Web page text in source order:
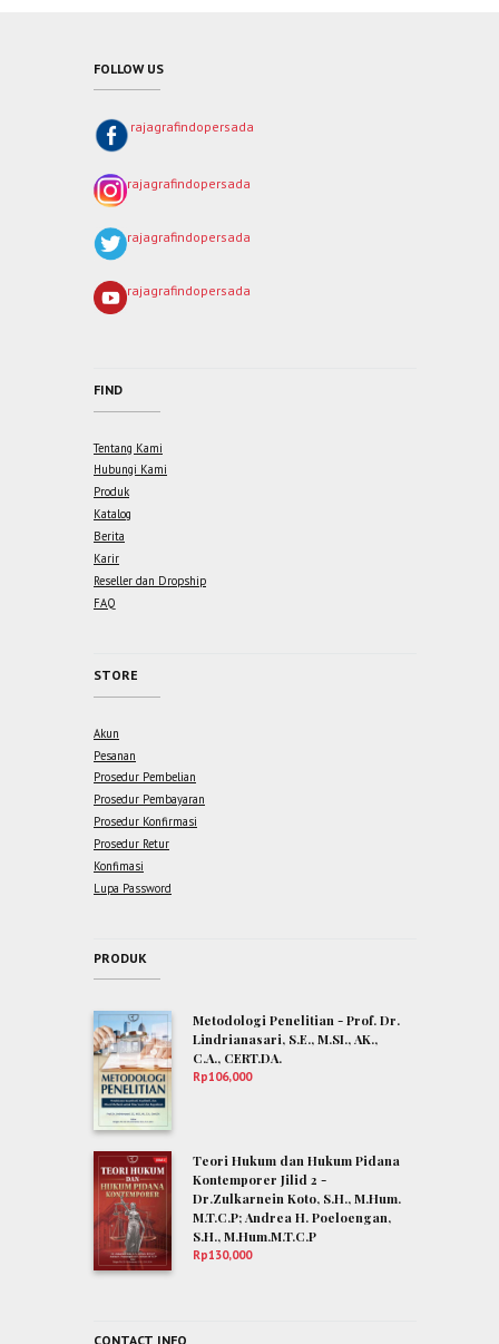
FOLLOW US
rajagrafindopersada
rajagrafindopersada
rajagrafindopersada
rajagrafindopersada
FIND
Tentang Kami
Hubungi Kami
Produk
Katalog
Berita
Karir
Reseller dan Dropship
FAQ
STORE
Akun
Pesanan
Prosedur Pembelian
Prosedur Pembayaran
Prosedur Konfirmasi
Prosedur Retur
Konfimasi
Lupa Password
PRODUK
Metodologi Penelitian - Prof. Dr.
Lindrianasari, S.E., M.SI., AK.,
C.A., CERT.DA.
Rp106,000
Teori Hukum dan Hukum Pidana
Kontemporer Jilid 2 -
Dr.Zulkarnein Koto, S.H., M.Hum.
M.T.C.P; Andrea H. Poeloengan,
S.H., M.Hum.M.T.C.P
Rp130,000
CONTACT INFO